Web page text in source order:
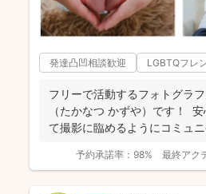
発達凸凹相談歓迎 LGBTQフレ
フリーで活動するフォトグラ
（たかなつ かずや）です！
て撮影に臨めるようにコミュ
予約承諾率： 98% 最終アク